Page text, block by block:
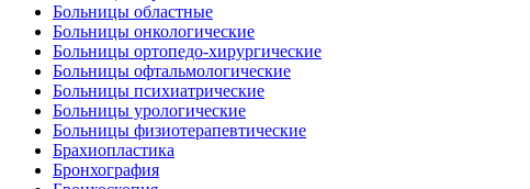
Больницы областные
Больницы онкологические
Больницы ортопедо-хирургические
Больницы офтальмологические
Больницы психиатрические
Больницы урологические
Больницы физиотерапевтические
Брахиопластика
Бронхография